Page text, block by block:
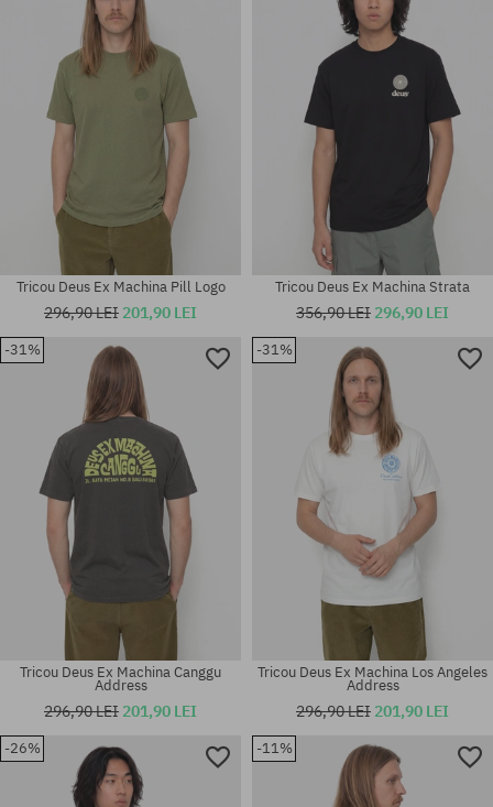
Mărimi existente:
Mărimi existente:
Mărimi existente:
Tricou Deus Ex Machina Pill Logo
296,90 LEI 201,90 LEI
Mărimi existente:
Tricou Deus Ex Machina Strata
356,90 LEI 296,90 LEI
-31%
Tricou Deus Ex Machina Canggu
Address
296,90 LEI 201,90 LEI
-31%
Tricou Deus Ex Machina Los Angeles
Address
296,90 LEI 201,90 LEI
-26% -11%